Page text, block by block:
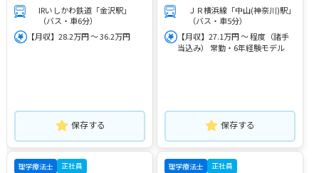
IRいしかわ鉄道「金沢駅」
（バス・車6分）
【月収】28.2万円 ～ 36.2万円
保存する
ＪＲ横浜線「中山(神奈川)駅」
（バス・車5分）
【月収】27.1万円 ～ 程度（諸手
当込み） 常勤・6年経験モデル
保存する
理学療法士 正社員 理学療法士 正社員